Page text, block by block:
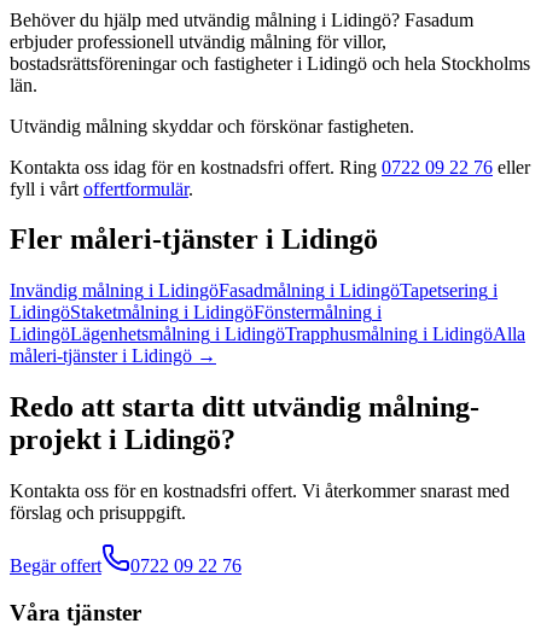
Behöver du hjälp med utvändig målning i Lidingö? Fasadum
erbjuder professionell utvändig målning för villor,
bostadsrättsföreningar och fastigheteri Lidingö och hela Stockholms
län.
Utvändig målning skyddar och förskönar fastigheten.
Kontakta oss idag för en kostnadsfri offert. Ring 0722 09 22 76 eller
fyll i vårt offertformulär.
Fler måleri-tjänster i Lidingö
Invändig målning i LidingöFasadmålning i LidingöTapetsering i
LidingöStaketmålning i LidingöFönstermålning i
LidingöLägenhetsmålning i LidingöTrapphusmålning i LidingöAlla
måleri-tjänsteri Lidingö →
Redo att starta ditt utvändig målning-
projekt i Lidingö?
Kontakta oss för en kostnadsfri offert. Vi återkommer snarast med
förslag och prisuppgift.
Begär offert 0722 09 22 76
Våra tjänster